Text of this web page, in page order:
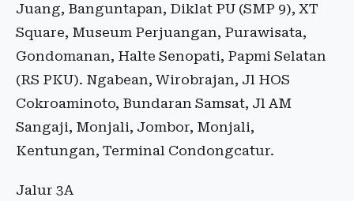
Juang, Banguntapan, Diklat PU (SMP 9), XT
Square, Museum Perjuangan, Purawisata,
Gondomanan, Halte Senopati, Papmi Selatan
(RS PKU). Ngabean, Wirobrajan, Jl HOS
Cokroaminoto, Bundaran Samsat, Jl AM
Sangaji, Monjali, Jombor, Monjali,
Kentungan, Terminal Condongcatur.
Jalur 3A